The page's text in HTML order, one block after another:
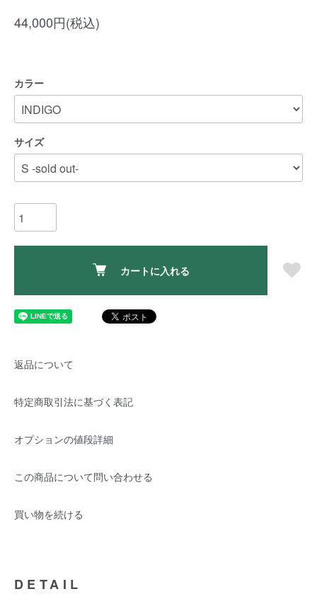
44,000円(税込)
カラー
サイズ
カートに入れる
返品について
特定商取引法に基づく表記
オプションの値段詳細
この商品について問い合わせる
買い物を続ける
DETAIL